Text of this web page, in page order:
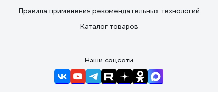
Правила применения рекомендательных технологий
Каталог товаров
Наши соцсети